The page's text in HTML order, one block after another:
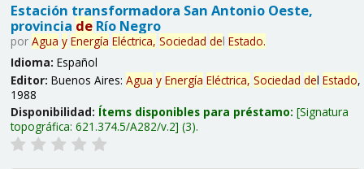
Estación transformadora San Antonio Oeste,
provincia deRío Negro
por Agua y Energía Eléctrica, Sociedad del Estado.
Idioma: Español
Editor: Buenos Aires: Agua y Energía Eléctrica, Sociedad del Estado,
1988
Disponibilidad: Ítems disponibles para préstamo: Signatura
topográfica: 621.374.5/A282/v.2 (3).